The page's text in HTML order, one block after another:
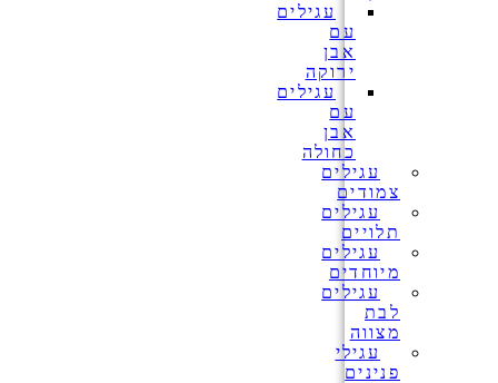
עגילים
עם
אבן
ירוקה
עגילים
עם
אבן
כחולה
עגילים
צמודים
עגילים
תלויים
עגילים
מיוחדים
עגילים
לבת
מצווה
עגילי
פנינים